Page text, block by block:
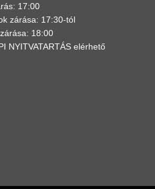
17:00
zárása: 17:30-tól
18:00
NYITVATARTÁS elérhető